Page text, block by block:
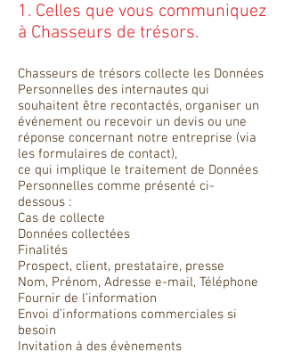
1. Celles que vous communiquez
à Chasseurs de trésors.
Chasseurs de trésors collecte les Données
Personnelles des internautes qui
souhaitent être recontactés, organiser un
événement ou recevoir un devis ou une
réponse concernant notre entreprise (via
les formulaires de contact),
ce qui implique le traitement de Données
Personnelles comme présenté ci-
dessous :
Cas de collecte
Données collectées
Finalités
Prospect, client, prestataire, presse
Nom, Prénom, Adresse e-mail, Téléphone
Fournir de l’information
Envoi d’informations commerciales si
besoin
Invitation à des évènements